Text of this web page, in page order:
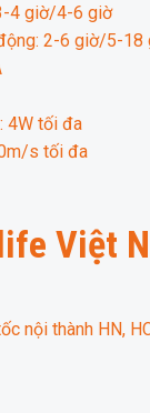
4 giờ/4-6 giờ
2-6 giờ/5-18
4W tối đa
s tối đa
Việt
nội thành HN,